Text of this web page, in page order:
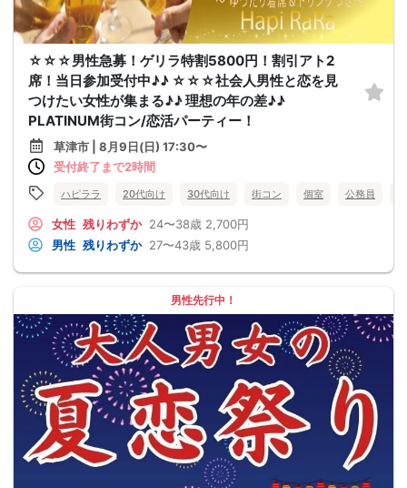
☆☆☆男性急募！ゲリラ特割5800円！割引アト2
席！当日参加受付中♪♪ ☆☆☆社会人男性と恋を見
つけたい女性が集まる♪♪ 理想の年の差♪♪
PLATINUM街コン/恋活パーティー！
草津市 | 8月9日(日) 17:30〜
受付終了まで2時間
ハピララ 20代向け 30代向け 街コン 個室 公務員
女性 残りわずか 24〜38歳 2,700円
男性 残りわずか 27〜43歳 5,800円
男性先行中！